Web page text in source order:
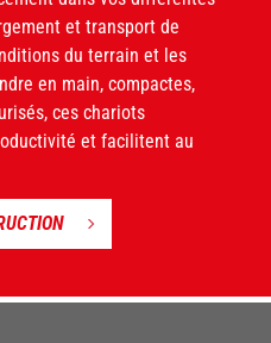
véritable clé de voûte d’un
et transport de
du terrain et les
en main, compactes,
ces chariots
et facilitent au